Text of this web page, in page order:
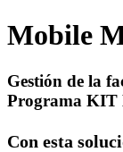
Mobile
Gestión de la
Programa KIT
Con esta